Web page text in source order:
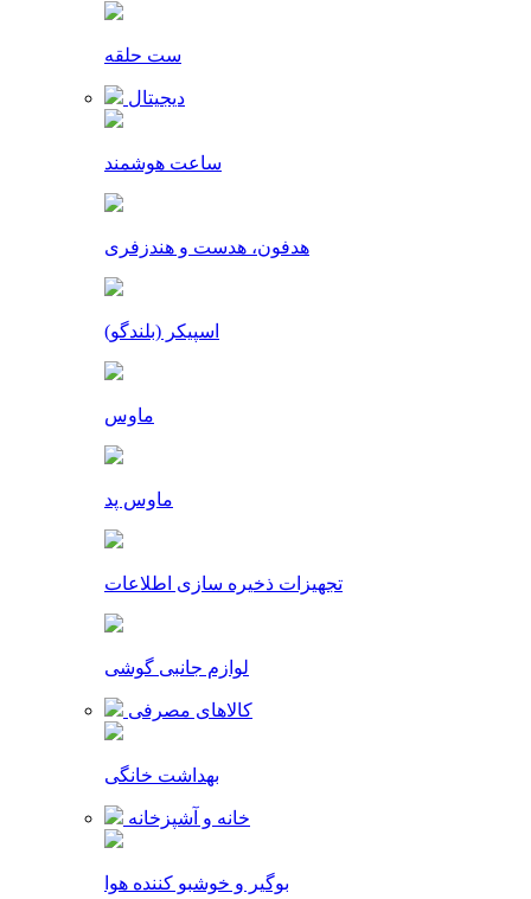
ست حلقه
دیجیتال
ساعت هوشمند
هدفون، هدست و هندزفری
اسپیکر (بلندگو)
ماوس
ماوس پد
تجهیزات ذخیره سازی اطلاعات
لوازم جانبی گوشی
کالاهای مصرفی
بهداشت خانگی
خانه و آشپزخانه
بوگیر و خوشبو کننده هوا